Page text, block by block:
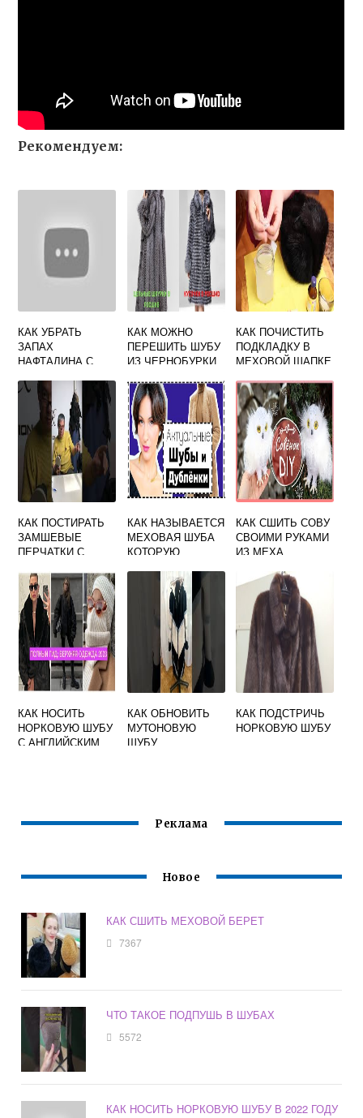
Рекомендуем:
КАК УБРАТЬ
ЗАПАХ
НАФТАЛИНА С
ДОМАШНИХ
УСЛОВИЯХ
КАК МОЖНО
ПЕРЕШИТЬ ШУБУ
ИЗ ЧЕРНОБУРКИ
КАК ПОЧИСТИТЬ
ПОДКЛАДКУ В
МЕХОВОЙ ШАПКЕ
КАК ПОСТИРАТЬ
ЗАМШЕВЫЕ
ПЕРЧАТКИ С
КАК НАЗЫВАЕТСЯ
МЕХОВАЯ ШУБА
КОТОРУЮ
ИЗ ОВЧИНЫ
МЕХОМ ВНУТРЬ
КАК СШИТЬ СОВУ
СВОИМИ РУКАМИ
ИЗ МЕХА
КАК НОСИТЬ
НОРКОВУЮ ШУБУ
С АНГЛИЙСКИМ
КАК ОБНОВИТЬ
МУТОНОВУЮ
ШУБУ
КАК ПОДСТРИЧЬ
НОРКОВУЮ ШУБУ
Реклама
Новое
КАК СШИТЬ МЕХОВОЙ БЕРЕТ
7367
ЧТО ТАКОЕ ПОДПУШЬ В ШУБАХ
5572
КАК НОСИТЬ НОРКОВУЮ ШУБУ В 2022 ГОДУ